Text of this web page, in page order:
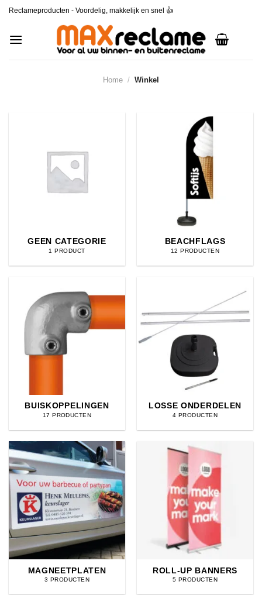
Ga
inhoud
Reclameproducten - Voordelig, makkelijk en snel 👍
Home / Winkel
GEEN CATEGORIE
1 PRODUCT
BEACHFLAGS
12 PRODUCTEN
BUISKOPPELINGEN
17 PRODUCTEN
LOSSE ONDERDELEN
4 PRODUCTEN
MAGNEETPLATEN
3 PRODUCTEN
ROLL-UP BANNERS
5 PRODUCTEN